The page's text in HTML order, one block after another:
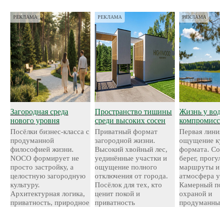
РЕКЛАМА
Загородная среда
нового уровня
Посёлки бизнес-класса с
продуманной
философией жизни.
NOCO формирует не
просто застройку, а
целостную загородную
культуру.
Архитектурная логика,
приватность, природное
РЕКЛАМА
Пространство тишины
среди высоких сосен
Приватный формат
загородной жизни.
Высокий хвойный лес,
уединённые участки и
ощущение полного
отключения от города.
Посёлок для тех, кто
ценит покой и
приватность
РЕКЛАМА
Жизнь у
Первая
ощущение
формата.
берег,
маршруты и
атмосфера
Камерный
охраной и